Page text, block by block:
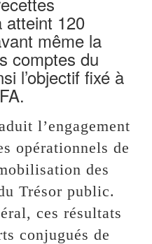
atteint 120
même la
comptes du
l’objectif fixé à
l’engagement
opérationnels de
des
Trésor public.
ces résultats
conjugués de